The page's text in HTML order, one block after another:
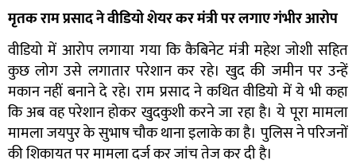
मृतक राम प्रसाद ने वीडियो शेयर कर मंत्री पर लगाए गंभीर आरोप
वीडियो में आरोप लगाया गया कि कैबिनेट मंत्री महेश जोशी सहित
कुछ लोग उसे लगातार परेशान कर रहे। खुद की जमीन पर उन्हें
मकान नहीं बनाने दे रहे। राम प्रसाद ने कथित वीडियो में ये भी कहा
कि अब वह परेशान होकर खुदकुशी करने जा रहा है। ये पूरा मामला
मामला जयपुर के सुभाष चौक थाना इलाके का है। पुलिस ने परिजनों
की शिकायत पर मामला दर्ज कर जांच तेज कर दी है।